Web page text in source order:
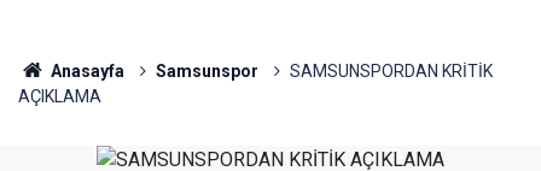
Anasayfa Samsunspor
SAMSUNSPORDAN KRİTİK
AÇIKLAMA